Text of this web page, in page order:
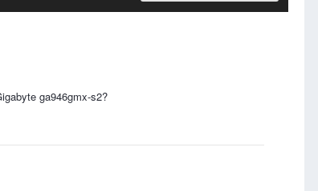
ga946gmx-s2?